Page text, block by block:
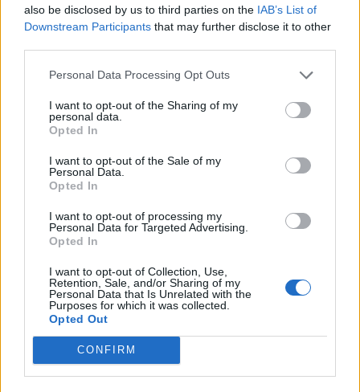
also be disclosed by us to third parties on the IAB’s List of
Downstream Participants that may further disclose it to other
Personal Data Processing Opt Outs
I want to opt-out of the Sharing of my
personal data.
Opted In
I want to opt-out of the Sale of my
Personal Data.
Opted In
I want to opt-out of processing my
Personal Data for Targeted Advertising.
Opted In
I want to opt-out of Collection, Use,
Retention, Sale, and/or Sharing of my
Personal Data that Is Unrelated with the
Purposes for which it was collected.
Opted Out
CONFIRM